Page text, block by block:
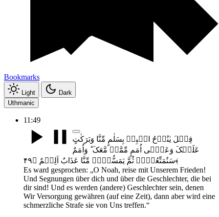
Bookmarks
Light
Dark
Uthmanic
11:49
قِیۡلَ یٰنُوۡحُ اہۡبِطۡ بِسَلٰمٍ مِّنَّا وَبَرَکٰتٍ
عَلَیۡکَ وَعَلٰۤی اُمَمٍ مِّمَّنۡ مَّعَکَ ؕ وَاُمَمٌ
سَنُمَتِّعُہُمۡ ثُمَّ یَمَسُّہُمۡ مِّنَّا عَذَابٌ اَلِیۡمٌ ﴿۴۹﴾
Es ward gesprochen: „O Noah, reise mit Unserem Frieden!
Und Segnungen über dich und über die Geschlechter, die bei
dir sind! Und es werden (andere) Geschlechter sein, denen
Wir Versorgung gewähren (auf eine Zeit), dann aber wird eine
schmerzliche Strafe sie von Uns treffen.“